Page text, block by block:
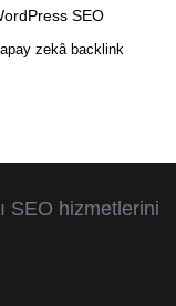
SEO
zekâ backlink
SEO hizmetlerini